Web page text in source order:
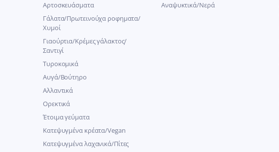
Αρτοσκευάσματα
Γάλατα/Πρωτεινούχα ροφηματα/
Χυμοί
Γιαούρτια/Κρέμες γάλακτος/
Σαντιγί
Τυροκομικά
Αυγά/Βούτηρο
Αλλαντικά
Ορεκτικά
Έτοιμα γεύματα
Κατεψυγμένα κρέατα/Vegan
Kατεψυγμένα λαχανικά/Πίτες
Αναψυκτικά/Νερά